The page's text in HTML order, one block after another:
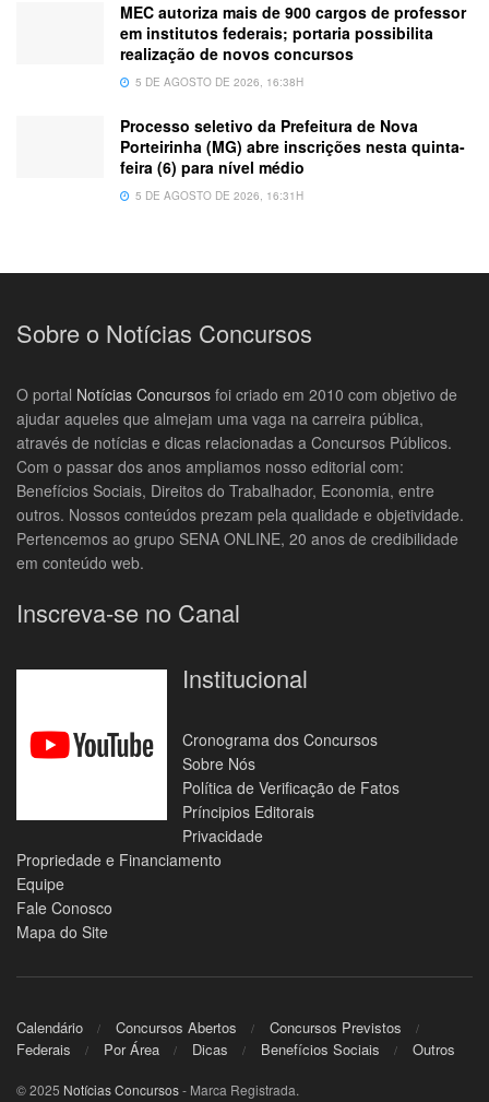
MEC autoriza mais de 900 cargos de professor
em institutos federais; portaria possibilita
realização de novos concursos
5 DE AGOSTO DE 2026, 16:38H
Processo seletivo da Prefeitura de Nova
Porteirinha (MG) abre inscrições nesta quinta-
feira (6) para nível médio
5 DE AGOSTO DE 2026, 16:31H
Sobre o Notícias Concursos
O portal Notícias Concursos foi criado em 2010 com objetivo de
ajudar aqueles que almejam uma vaga na carreira pública,
através de notícias e dicas relacionadas a Concursos Públicos.
Com o passar dos anos ampliamos nosso editorial com:
Benefícios Sociais, Direitos do Trabalhador, Economia, entre
outros. Nossos conteúdos prezam pela qualidade e objetividade.
Pertencemos ao grupo SENA ONLINE, 20 anos de credibilidade
em conteúdo web.
Inscreva-se no Canal
Institucional
Cronograma dos Concursos
Sobre Nós
Política de Verificação de Fatos
Príncipios Editorais
Privacidade
Propriedade e Financiamento
Equipe
Fale Conosco
Mapa do Site
Calendário Concursos Abertos
Concursos Previstos
Federais
Por Área Dicas Benefícios Sociais Outros
© 2025 Notícias Concursos- Marca Registrada.